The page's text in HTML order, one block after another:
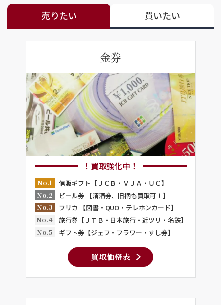
売りたい 買いたい
金券
！買取強化中！
No.1
信販ギフト【ＪＣＢ・ＶＪＡ・ＵＣ】
No.2
ビール券 【清酒券、旧柄も買取可！】
No.3
プリカ 【図書・QUO・テレホンカード】
No.4
旅行券【ＪＴＢ・日本旅行・近ツリ・名鉄】
No.5
ギフト券【ジェフ・フラワー・すし券】
買取価格表